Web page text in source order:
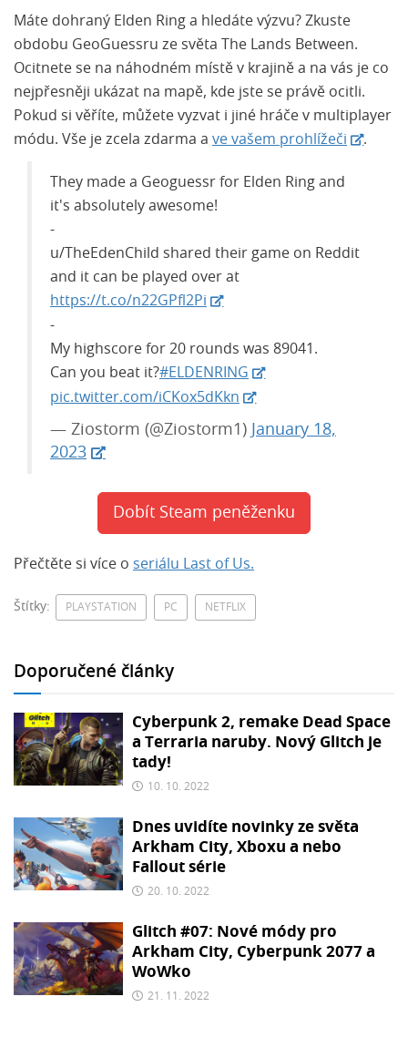
Máte dohraný Elden Ring a hledáte výzvu? Zkuste
obdobu GeoGuessru ze světa The Lands Between.
Ocitnete se na náhodném místě v krajině a na vás je co
nejpřesněji ukázat na mapě, kde jste se právě ocitli.
Pokud si věříte, můžete vyzvat i jiné hráče v multiplayer
módu. Vše je zcela zdarma a ve vašem prohlížeči .
They made a Geoguessr for Elden Ring and
it's absolutely awesome!
-
u/TheEdenChild shared their game on Reddit
and it can be played over at
https://t.co/n22GPfl2Pi
-
My highscore for 20 rounds was 89041.
Can you beat it?#ELDENRING
pic.twitter.com/iCKox5dKkn
— Ziostorm (@Ziostorm1) January 18,
2023
Dobít Steam peněženku
Přečtěte si více o seriálu Last of Us.
Štítky: PLAYSTATION PC NETFLIX
Doporučené články
Cyberpunk 2, remake Dead Space
a Terraria naruby. Nový Glitch je
tady!
10. 10. 2022
Dnes uvidíte novinky ze světa
Arkham City, Xboxu a nebo
Fallout série
20. 10. 2022
Glitch #07: Nové módy pro
Arkham City, Cyberpunk 2077 a
WoWko
21. 11. 2022